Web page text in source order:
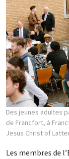
Des jeunes adultes
de Francfort, à
Jesus Christ of
Les membres de